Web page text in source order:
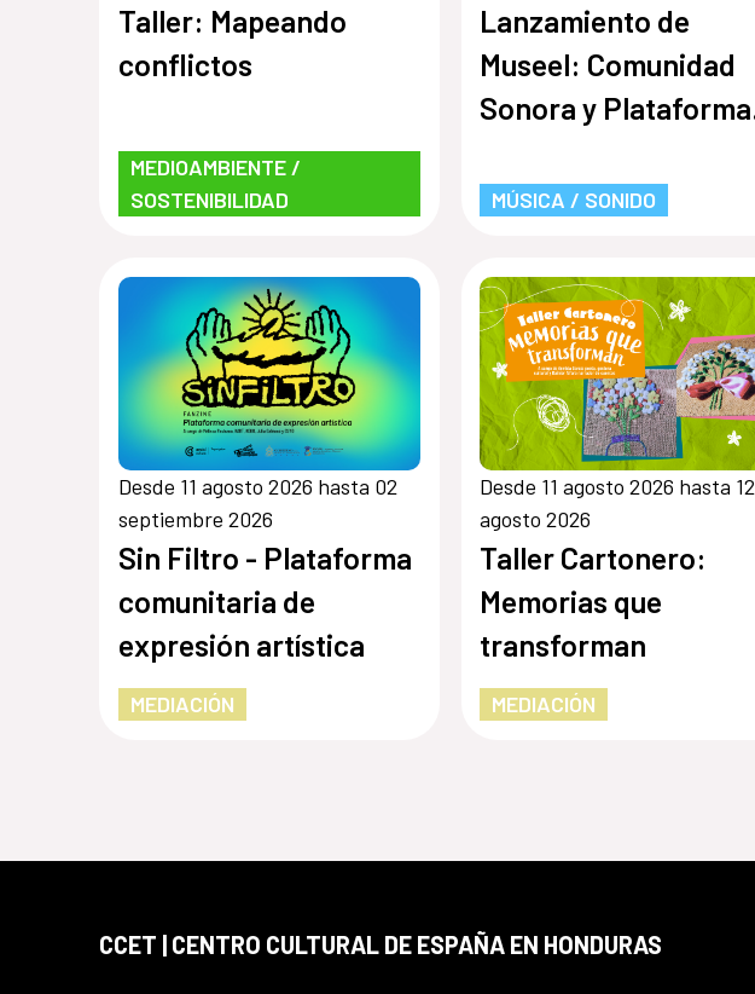
Taller: Mapeando
conflictos
MEDIOAMBIENTE /
SOSTENIBILIDAD
Lanzamiento de
Museel: Comunidad
Sonora y Plataforma
MÚSICA / SONIDO
Desde 11 agosto 2026 hasta 02
septiembre 2026
Sin Filtro - Plataforma
comunitaria de
expresión artística
MEDIACIÓN
Desde 11 agosto 2026 hasta 12
agosto 2026
Taller Cartonero:
Memorias que
transforman
MEDIACIÓN
CCET | CENTRO CULTURAL DE ESPAÑA EN HONDURAS